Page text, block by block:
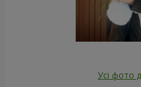
Усі фото